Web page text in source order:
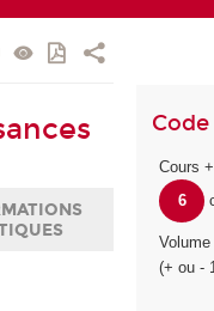
Code
Cours
6
(+ ou -